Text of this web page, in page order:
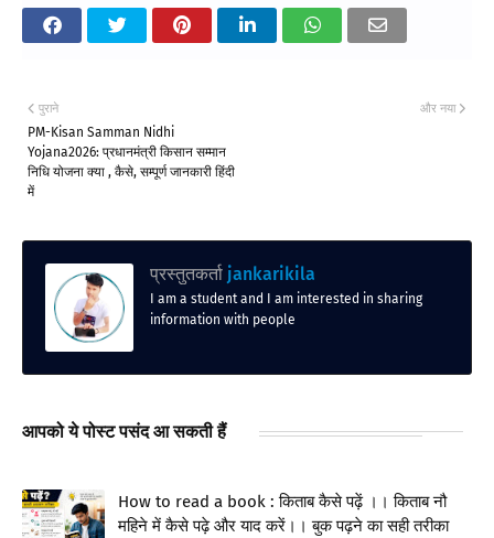
और नया
पुराने
PM-Kisan Samman Nidhi
Yojana2026: प्रधानमंत्री किसान सम्मान
निधि योजना क्या , कैसे, सम्पूर्ण जानकारी हिंदी
में
प्रस्तुतकर्ता jankarikila
I am a student and I am interested in sharing
information with people
आपको ये पोस्ट पसंद आ सकती हैं
How to read a book : किताब कैसे पढ़ें ।। किताब नौ
महिने में कैसे पढ़े और याद करें।। बुक पढ़ने का सही तरीका